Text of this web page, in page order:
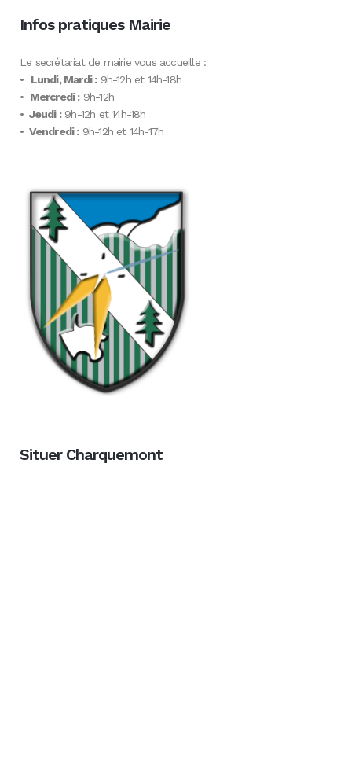
Infos pratiques Mairie
Le secrétariat de mairie vous accueille :
• Lundi, Mardi :9h-12h et 14h-18h
• Mercredi :9h-12h
• Jeudi :9h-12h et 14h-18h
• Vendredi :9h-12h et 14h-17h
Situer Charquemont